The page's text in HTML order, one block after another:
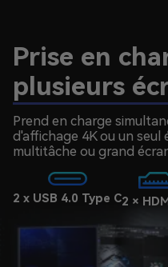
Prise en
plusieurs
Prend en charge
d'affichage 4K ou un seul
multitâche ou grand
2 x USB 4.0 Type C2 ×